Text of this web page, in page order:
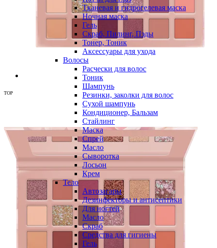
Тканевая и гидрогелевая маска
Ночная маска
Гель
Скраб, Пилинг, Пэды
Тонер, Тоник
Аксессуары для ухода
Волосы
Расчески для волос
Тоник
Шампунь
Резинки, заколки для волос
Сухой шампунь
Кондиционер, Бальзам
Стайлинг
Маска
Спрей
Масло
Сыворотка
Лосьон
Крем
Тело
Автозагары
Дезинфекторы и антисептики
Для ногтей
Масло
Скраб
Средства для гигиены
Гель
TOP